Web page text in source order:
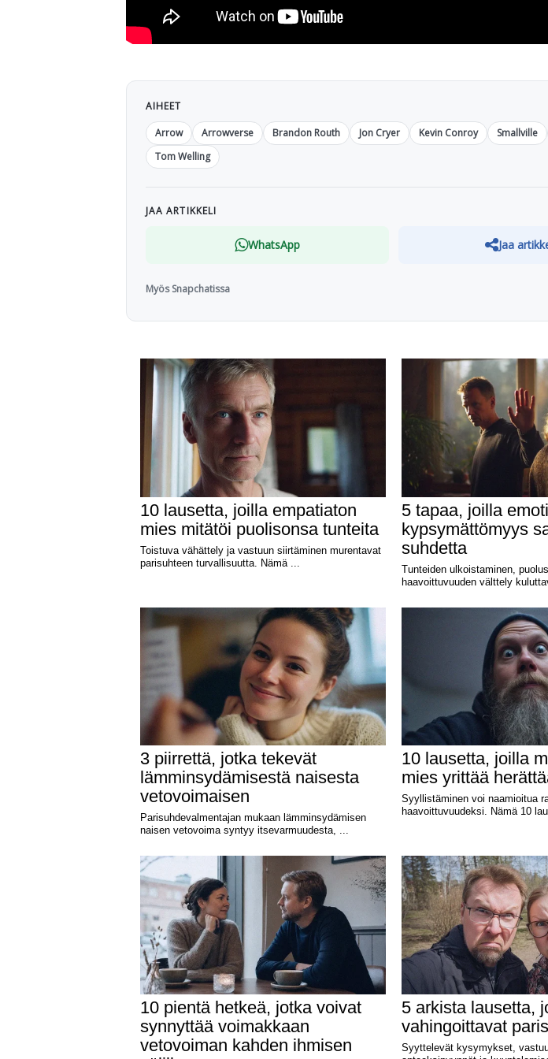
AIHEET
Arrow
Arrowverse Brandon Routh Jon Cryer Kevin Conroy Smallville
Tom Welling
JAA ARTIKKELI
WhatsApp Jaa
Myös Snapchatissa